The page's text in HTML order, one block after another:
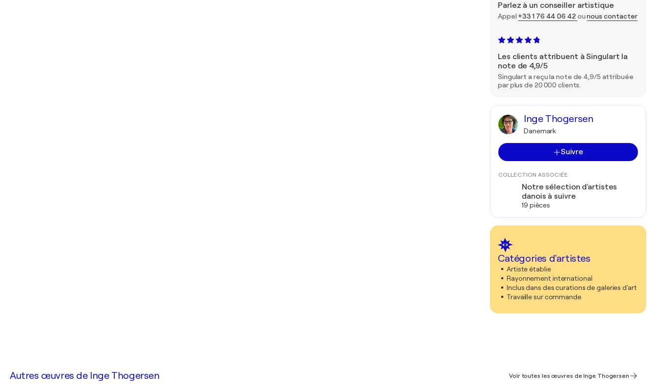
Parlez à un conseiller artistique
Appel +33 1 76 44 06 42 ounous contacter
Les clients attribuent à Singulart la
note de 4,9/5
Singulart a reçu la note de 4,9/5 attribuée
par plus de 20 000 clients.
Inge Thogersen
Danemark
Suivre
COLLECTION ASSOCIÉE
Notre sélection d'artistes
danois à suivre
19 pièces
Catégories d'artistes
Artiste établie
Rayonnement international
Inclus dans des curations de galeries d'art
Travaille sur commande
Autres œuvres de Inge Thogersen Voir toutes les œuvres de Inge Thogersen